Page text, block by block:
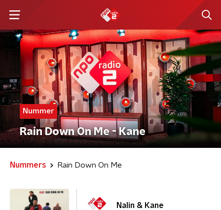
Nummer
Rain Down On Me - Kane
Nummers Rain Down On Me
Nalin & Kane